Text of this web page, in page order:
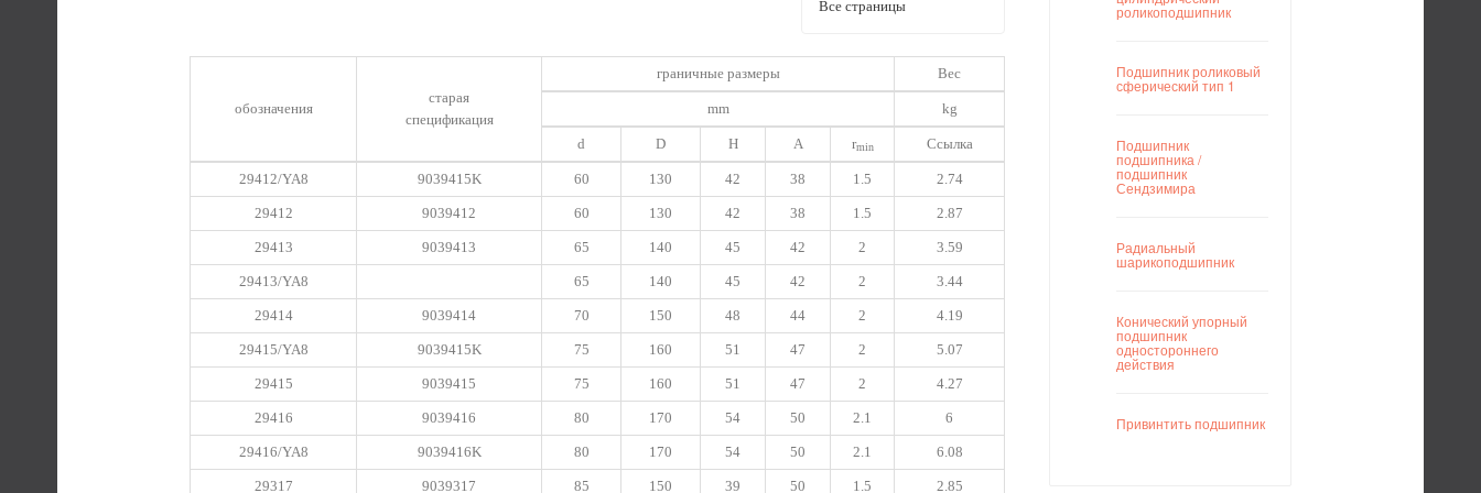
Все страницы
обозначения
старая
спецификация
граничные размеры Вес
mm kg
d D H A rmin Ссылка
29412/YA8 9039415K 60 130 42 38 1.5 2.74
29412 9039412 60 130 42 38 1.5 2.87
29413 9039413 65 140 45 42 2 3.59
29413/YA8 65 140 45 42 2 3.44
29414 9039414 70 150 48 44 2 4.19
29415/YA8 9039415K 75 160 51 47 2 5.07
29415 9039415 75 160 51 47 2 4.27
29416 9039416 80 170 54 50 2.1 6
29416/YA8 9039416K 80 170 54 50 2.1 6.08
29317 9039317 85 150 39 50 1.5 2.85
роликоподшипник
Подшипник роликовый
сферический тип 1
Подшипник
подшипника /
подшипник
Сендзимира
Радиальный
шарикоподшипник
Конический упорный
подшипник
одностороннего
действия
Привинтить подшипник